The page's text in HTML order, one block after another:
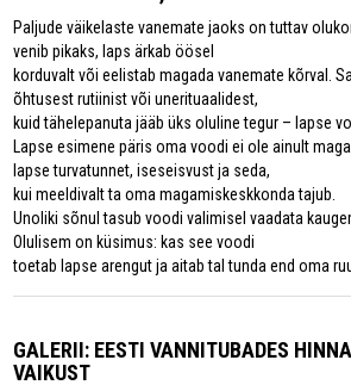
Paljude väikelaste vanemate jaoks on tuttav
venib pikaks, laps ärkab öösel
korduvalt või eelistab magada vanemate kõrval.
õhtusest rutiinist või unerituaalidest,
kuid tähelepanuta jääb üks oluline tegur – lapse
Lapse esimene päris oma voodi ei ole ainult
lapse turvatunnet, iseseisvust ja seda,
kui meeldivalt ta oma magamiskeskkonda tajub.
Unoliki sõnul tasub voodi valimisel vaadata
Olulisem on küsimus: kas see voodi
toetab lapse arengut ja aitab tal tunda end oma
GALERII: EESTI VANNITUBADES
VAIKUST